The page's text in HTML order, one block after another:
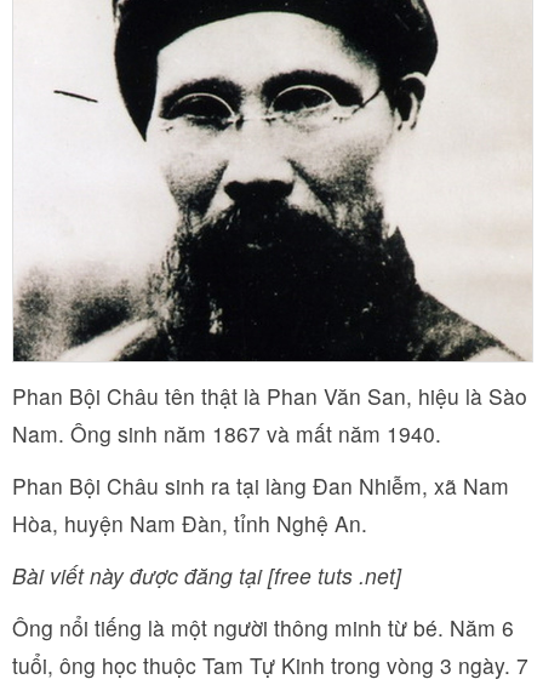
Phan Bội Châu tên thật là Phan Văn San, hiệu là Sào
Nam. Ông sinh năm 1867 và mất năm 1940.
Phan Bội Châu sinh ra tại làng Đan Nhiễm, xã Nam
Hòa, huyện Nam Đàn, tỉnh Nghệ An.
Bài viết này được đăng tại [free tuts .net]
Ông nổi tiếng là một người thông minh từ bé. Năm 6
tuổi, ông học thuộc Tam Tự Kinh trong vòng 3 ngày. 7